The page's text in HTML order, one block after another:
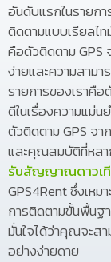
อันดับแรกในรายกา
ติดตามแบบเรียลไท
คือตัวติดตาม GPS
ง่ายและความสาม
รายการของเราคือ
ดีในเรื่องความแม่น
ตัวติดตาม GPS จ
และคุณสมบัติที่หลา
รับสัญญาณดาวเ
GPS4Rent ซึ่งเห
การติดตามขั้นพื้น
มั่นใจได้ว่าคุณจะส
อย่างง่ายดาย